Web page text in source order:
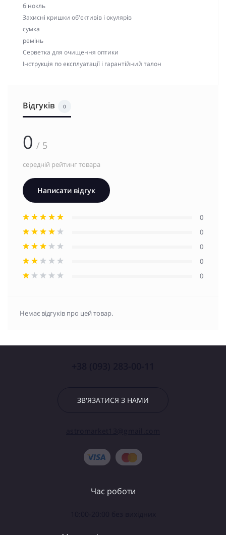
бінокль
Захисні кришки об'єктивів і окулярів
сумка
ремінь
Серветка для очищення оптики
Інструкція по експлуатації і гарантійний талон
Відгуків 0
0 / 5
середній рейтинг товара
Написати відгук
0
0
0
0
0
Немає відгуків про цей товар.
ЗВ'ЯЗАТИСЯ З НАМИ
Час роботи